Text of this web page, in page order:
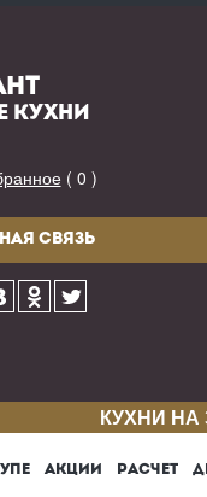
КУХНИ
( 0 )
СВЯЗЬ
КУХНИ
АКЦИИ РАСЧЕТ